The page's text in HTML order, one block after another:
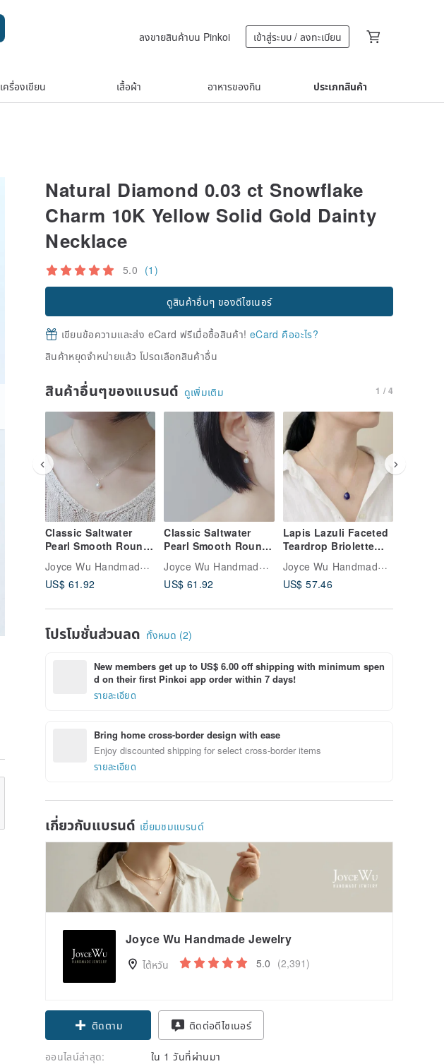
ลงขายสินค้าบน Pinkoi เข้าสู่ระบบ / ลงทะเบียน
เครื่องเขียน เสื้อผ้า อาหารของกิน ประเภทสินค้า
Natural Diamond 0.03 ct Snowflake
Charm 10K Yellow Solid Gold Dainty
Necklace
5.0 (1)
ดูสินค้าอื่นๆ ของดีไซเนอร์
เขียนข้อความและส่ง eCard ฟรีเมื่อซื้อสินค้า! eCard คืออะไร?
สินค้าหยุดจำหน่ายแล้ว โปรดเลือกสินค้าอื่น
สินค้าอื่นๆของแบรนด์ ดูเพิ่มเติม 1 / 4
Classic Saltwater
Pearl Smooth Round
Dainty Necklace
Joyce Wu Handmade Jewelry
US$ 61.92
Classic Saltwater
Pearl Smooth Round
Earrings | Hook or
Clip-on
Joyce Wu Handmade Jewelry
US$ 61.92
Lapis Lazuli Faceted
Teardrop Briolette
Necklace
Joyce Wu Handmade Jewelry
US$ 57.46
โปรโมชั่นส่วนลด ทั้งหมด (2)
New members get up to US$ 6.00 off shipping with minimum spen
d on their first Pinkoi app order within 7 days!
รายละเอียด
Bring home cross-border design with ease
Enjoy discounted shipping for select cross-border items
รายละเอียด
เกี่ยวกับแบรนด์ เยี่ยมชมแบรนด์
Joyce Wu Handmade Jewelry
ไต้หวัน 5.0 (2,391)
Claim coupon
ติดตาม
ติดต่อดีไซเนอร์
ออนไลน์ล่าสุด:
ใน 1 วันที่ผ่านมา